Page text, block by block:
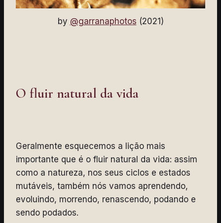
by @garranaphotos (2021)
O fluir natural da vida
Geralmente esquecemos a lição mais
importante que é o fluir natural da vida: assim
como a natureza, nos seus ciclos e estados
mutáveis, também nós vamos aprendendo,
evoluindo, morrendo, renascendo, podando e
sendo podados.